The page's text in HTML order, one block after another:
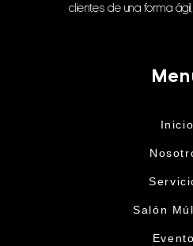
clientes de una forma
Inicio
Salón